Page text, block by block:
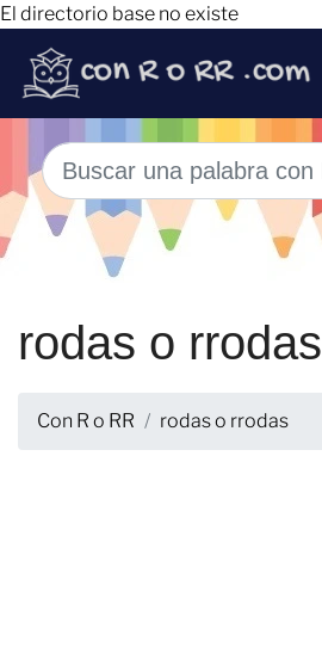
El directorio base no existe
rodas o rrodas
Con R o RR rodas o rrodas